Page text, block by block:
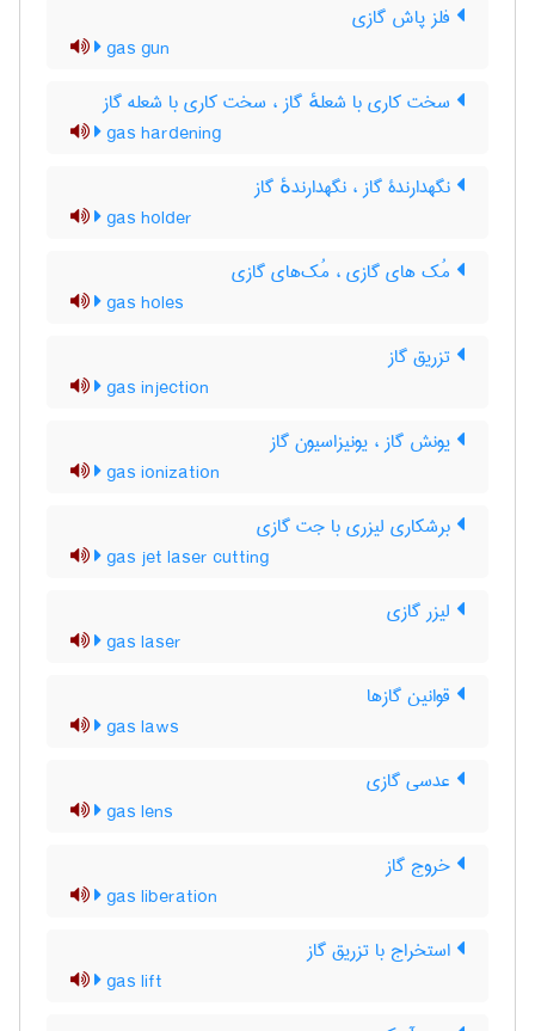
فلز پاش گازی
gas gun
سخت کاری با شعلهٔ گاز ، سخت کاری با شعله گاز
gas hardening
نگهدارندۀ گاز ، نگهدارندهٔ گاز
gas holder
مُک های گازی ، مُک‌های گازی
gas holes
تزریق گاز
gas injection
یونش گاز ، یونیزاسیون گاز
gas ionization
برشکاری لیزری با جت گازی
gas jet laser cutting
لیزر گازی
gas laser
قوانین گازها
gas laws
عدسی گازی
gas lens
خروج گاز
gas liberation
استخراج با تزریق گاز
gas lift